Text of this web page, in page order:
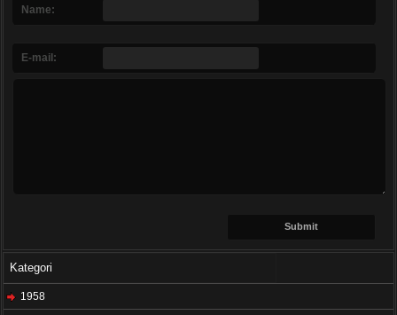
Name:
E-mail:
Kategori
1958